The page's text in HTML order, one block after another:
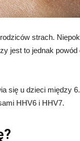
strach.
jest to jednak
się u dzieci między
HHV6 i HHV7.